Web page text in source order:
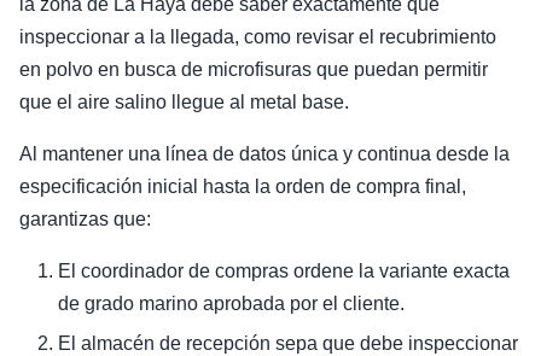
la zona de La Haya debe saber exactamente qué
inspeccionar a la llegada, como revisar el recubrimiento
en polvo en busca de microfisuras que puedan permitir
que el aire salino llegue al metal base.
Al mantener una línea de datos única y continua desde la
especificación inicial hasta la orden de compra final,
garantizas que:
El coordinador de compras ordene la variante exacta
de grado marino aprobada por el cliente.
El almacén de recepción sepa que debe inspeccionar